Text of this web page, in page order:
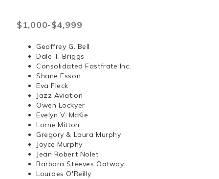
$1,000-$4,999
Geoffrey G. Bell
Dale T. Briggs
Consolidated Fastfrate Inc.
Shane Esson
Eva Fleck
Jazz Aviation
Owen Lockyer
Evelyn V. McKie
Lorne Mitton
Gregory & Laura Murphy
Joyce Murphy
Jean Robert Nolet
Barbara Steeves Oatway
Lourdes O'Reilly